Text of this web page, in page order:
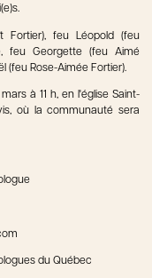
feu Léopold (feu
feu Georgette (feu Aimé
(feu Rose-Aimée Fortier).
à 11 h, en l'église Saint-
où la communauté sera
du Québec